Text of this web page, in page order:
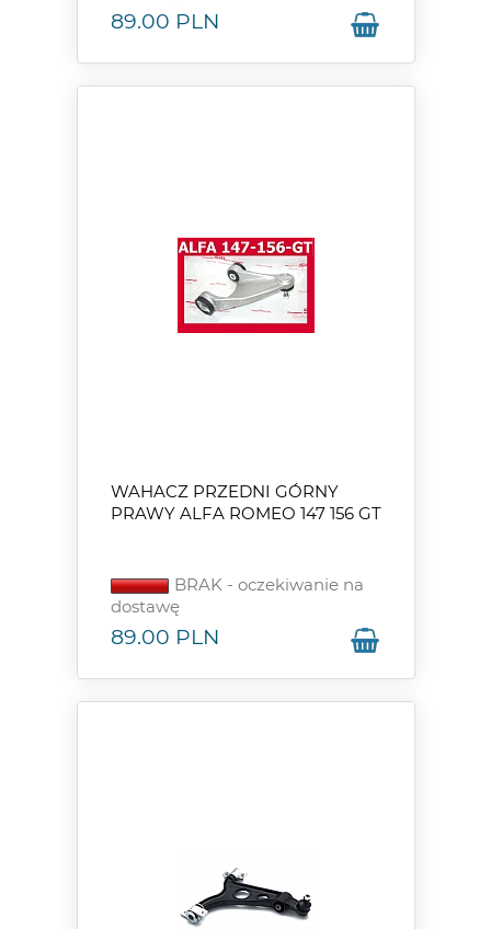
89.00 PLN
WAHACZ PRZEDNI GÓRNY
PRAWY ALFA ROMEO 147 156 GT
BRAK - oczekiwanie na
dostawę
89.00 PLN